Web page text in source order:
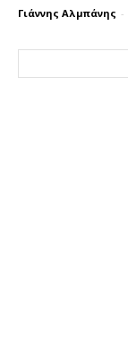
Γιάννης Αλμπάνης -